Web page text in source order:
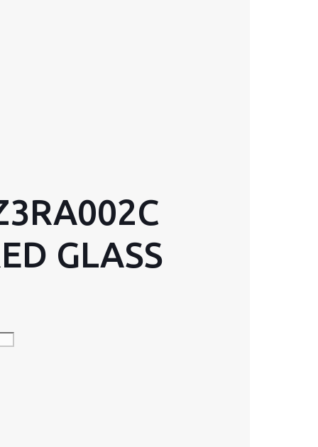
GLASS